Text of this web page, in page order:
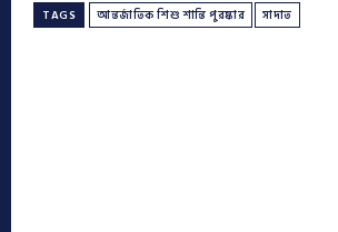
TAGS আন্তর্জাতিক শিশু শান্তি পুরষ্কার সাদাত